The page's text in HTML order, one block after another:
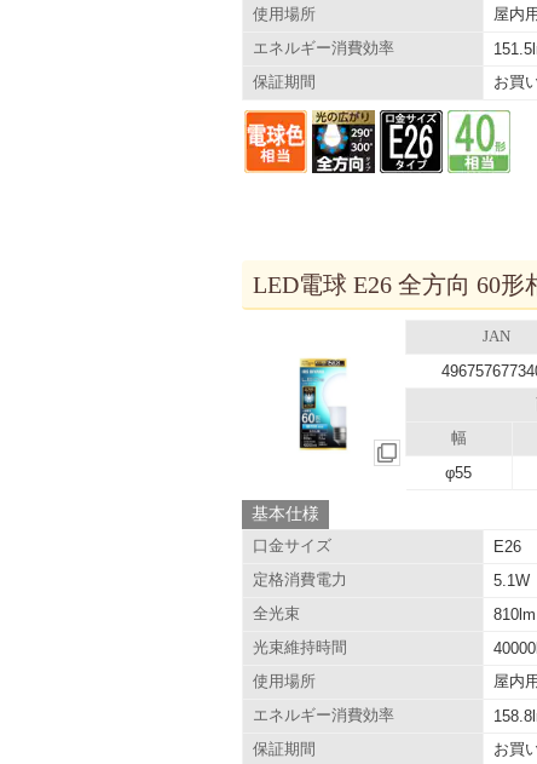
使用場所 屋内用
エネルギー消費効率
保証期間 お買
LED電球 E26 全方向 60
JAN
幅
φ55
基本仕様
口金サイズ E26
定格消費電力 5.1W
全光束 810lm
光束維持時間
使用場所 屋内
エネルギー消費効率
保証期間 お買